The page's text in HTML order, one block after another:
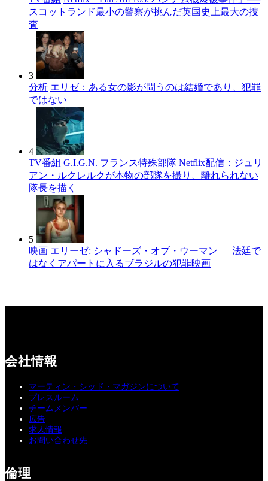
スコットランド最小の警察が挑んだ英国史上最大の捜
査
3
分析 エリゼ：ある女の影が問うのは結婚であり、犯罪
ではない
4
TV番組 G.I.G.N. フランス特殊部隊 Netflix配信：ジュリ
アン・ルクレルクが本物の部隊を撮り、離れられない
隊長を描く
5
映画 エリーゼ: シャドーズ・オブ・ウーマン — 法廷で
はなくアパートに入るブラジルの犯罪映画
会社情報
マーティン・シッド・マガジンについて
プレスルーム
チームメンバー
広告
求人情報
お問い合わせ先
倫理